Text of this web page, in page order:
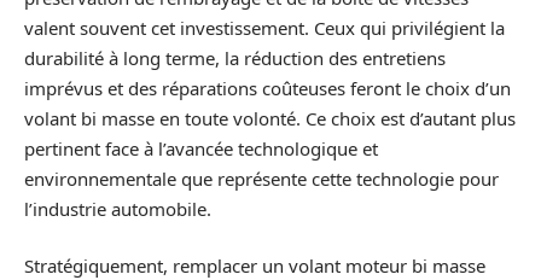
valent souvent cet investissement. Ceux qui privilégient la
durabilité à long terme, la réduction des entretiens
imprévus et des réparations coûteuses feront le choix d’un
volant bi masse en toute volonté. Ce choix est d’autant plus
pertinent face à l’avancée technologique et
environnementale que représente cette technologie pour
l’industrie automobile.
Stratégiquement, remplacer un volant moteur bi masse